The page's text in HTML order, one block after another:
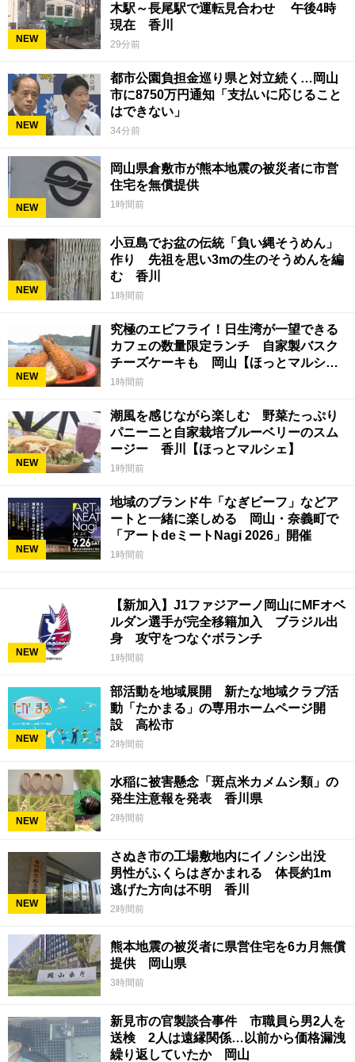
NEW
木駅～長尾駅で運転見合わせ 午後4時
現在 香川
29分前
NEW
都市公園負担金巡り県と対立続く…岡山
市に8750万円通知「支払いに応じること
はできない」
34分前
NEW
岡山県倉敷市が熊本地震の被災者に市営
住宅を無償提供
1時間前
NEW
小豆島でお盆の伝統「負い縄そうめん」
作り 先祖を思い3mの生のそうめんを編
む 香川
1時間前
NEW
究極のエビフライ！日生湾が一望できる
カフェの数量限定ランチ 自家製バスク
チーズケーキも 岡山【ほっとマルシ
ェ】
1時間前
NEW
潮風を感じながら楽しむ 野菜たっぷり
パニーニと自家栽培ブルーベリーのスム
ージー 香川【ほっとマルシェ】
1時間前
NEW
地域のブランド牛「なぎビーフ」などア
ートと一緒に楽しめる 岡山・奈義町で
「アートdeミートNagi 2026」開催
1時間前
NEW
【新加入】J1ファジアーノ岡山にMFオベ
ルダン選手が完全移籍加入 ブラジル出
身 攻守をつなぐボランチ
1時間前
NEW
部活動を地域展開 新たな地域クラブ活
動「たかまる」の専用ホームページ開
設 高松市
2時間前
NEW
水稲に被害懸念「斑点米カメムシ類」の
発生注意報を発表 香川県
2時間前
NEW
さぬき市の工場敷地内にイノシシ出没
男性がふくらはぎかまれる 体長約1m
逃げた方向は不明 香川
2時間前
熊本地震の被災者に県営住宅を6カ月無償
提供 岡山県
3時間前
新見市の官製談合事件 市職員ら男2人を
送検 2人は遠縁関係…以前から価格漏洩
繰り返していたか 岡山